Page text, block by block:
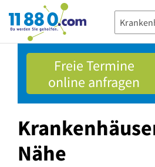
11880.com
Freie Termine
online anfragen
Nähe